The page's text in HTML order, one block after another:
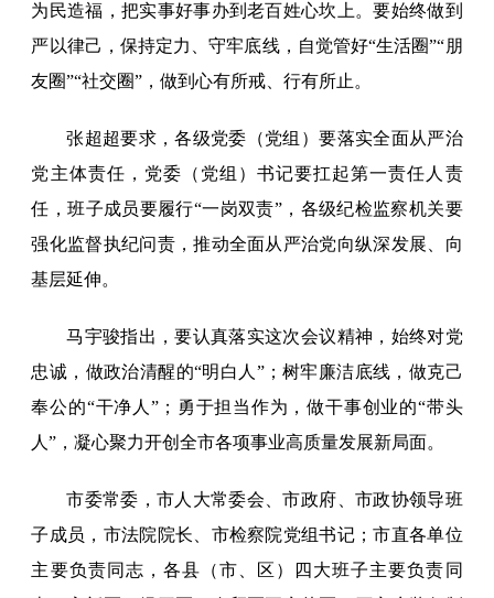
为民造福，把实事好事办到老百姓心坎上。要始终做到
严以律己，保持定力、守牢底线，自觉管好“生活圈”“朋
友圈”“社交圈”，做到心有所戒、行有所止。
张超超要求，各级党委（党组）要落实全面从严治
党主体责任，党委（党组）书记要扛起第一责任人责
任，班子成员要履行“一岗双责”，各级纪检监察机关要
强化监督执纪问责，推动全面从严治党向纵深发展、向
基层延伸。
马宇骏指出，要认真落实这次会议精神，始终对党
忠诚，做政治清醒的“明白人”；树牢廉洁底线，做克己
奉公的“干净人”；勇于担当作为，做干事创业的“带头
人”，凝心聚力开创全市各项事业高质量发展新局面。
市委常委，市人大常委会、市政府、市政协领导班
子成员，市法院院长、市检察院党组书记；市直各单位
主要负责同志，各县（市、区）四大班子主要负责同